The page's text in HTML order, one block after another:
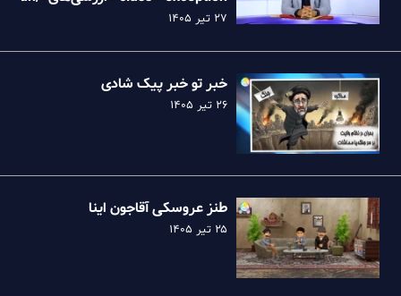
نظام
۲۷ تیر ۱۴۰۵
خبر تو خبر پیک شادی
۲۶ تیر ۱۴۰۵
طنز عروسکی آقاجون اینا
۲۵ تیر ۱۴۰۵